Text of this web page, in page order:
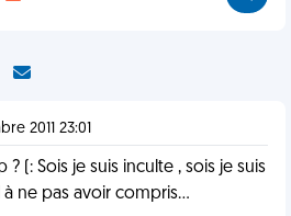
2011 23:01
? (: Sois je suis inculte , sois je suis
à ne pas avoir compris...